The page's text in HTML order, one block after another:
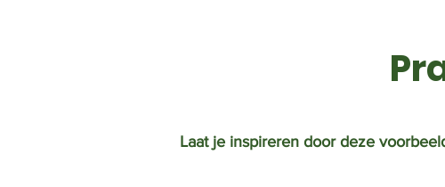
Laat je inspireren door deze